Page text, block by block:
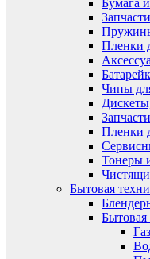
Бумага
Пленки
Чипы
Пленки
Тонеры
Бытовая
Бытовая